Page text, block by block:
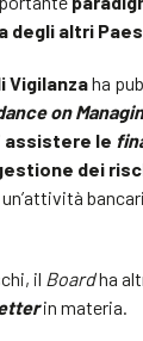
degli altri
Vigilanzaha
on
assistere le
dei
il Boardha
in materia.